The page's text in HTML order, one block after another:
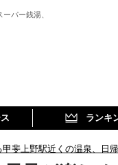
パー銭湯、
ランキ
甲斐上野駅近くの温泉、日